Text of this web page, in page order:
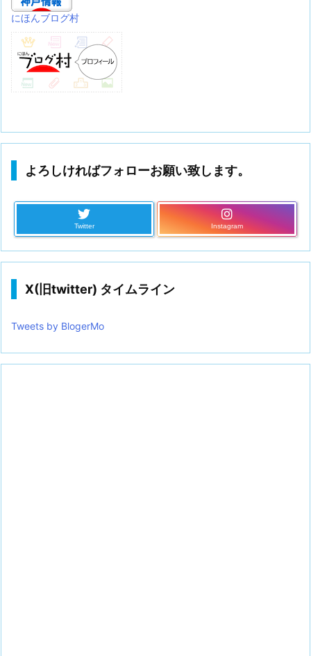
にほんブログ村
よろしければフォローお願い致します。
Twitter Instagram
X(旧twitter) タイムライン
Tweets by BlogerMo